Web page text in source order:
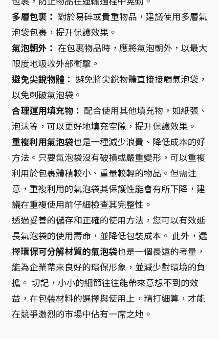
多層包裹： 對於易碎或貴重物品，建議使用多層氣
泡袋包裹，提升保護效果。
氣泡朝外： 在包裹物品時，應將氣泡朝外，以最大
限度地吸收外部衝擊。
避免尖銳物體： 避免將尖銳物體直接接觸氣泡袋，
以免刺破氣泡袋。
合理運用填充物： 配合使用其他填充物，如紙張、
泡沫等，可以更好地填充空隙，提升保護效果。
重複利用氣泡袋也是一種減少浪費、降低成本的好
方法。只要氣泡袋沒有破損或嚴重變形，可以重複
利用於包裹體積較小、重量較輕的物品。但需注
意，重複利用的氣泡袋其保護性能會有所下降，建
議在重複使用前仔細檢查其完整性。
透過妥善的儲存和正確的使用方法，您可以有效延
長氣泡袋的使用壽命，並降低包裝成本。 此外，選
擇環保可分解材質的氣泡袋也是一個長遠的考量，
能為企業帶來良好的環保形象，並減少對環境的負
擔。 切記，小小的細節往往能帶來意想不到的效
益，在包裝材料的選擇與使用上，精打細算，才能
在競爭激烈的市場中佔有一席之地。